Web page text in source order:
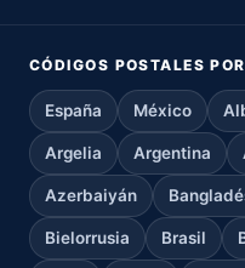
CÓDIGOS POSTALES
España México
Argelia Argentina
Azerbaiyán
Bielorrusia Brasil